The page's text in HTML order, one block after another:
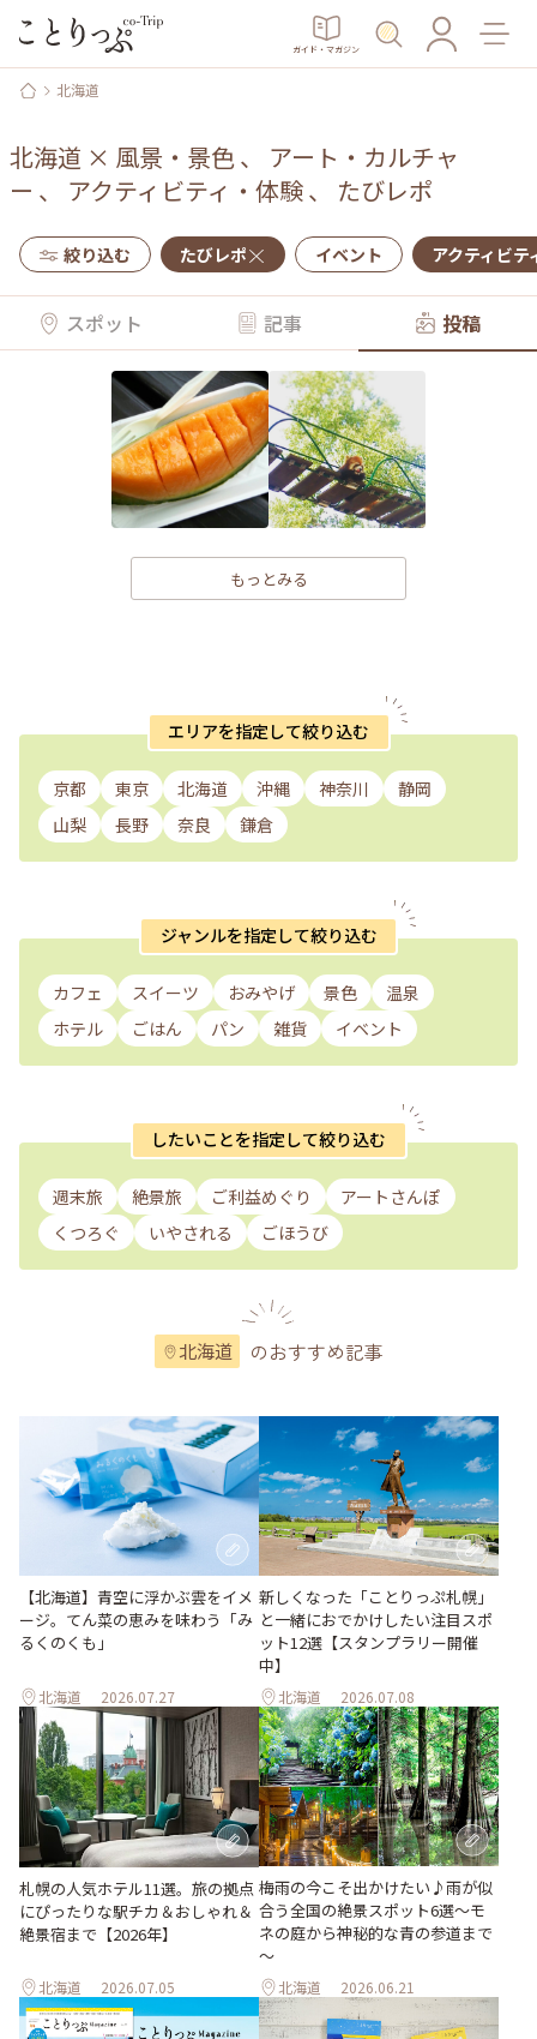
ガイド・マガジン
北海道
北海道 × 風景・景色、 アート・カルチャ
ー 、 アクティビティ・体験、 たびレポ
絞り込む たびレポ イベント アクティビテ
スポット 記事 投稿
もっとみる
エリアを指定して絞り込む
京都 東京 北海道 沖縄 神奈川
静岡
山梨
長野 奈良 鎌倉
ジャンルを指定して絞り込む
カフェ スイーツ おみやげ 景色
温泉
ホテル
ごはん パン 雑貨 イベント
したいことを指定して絞り込む
週末旅 絶景旅 ご利益めぐり
アートさんぽ
くつろぐ
いやされる ごほうび
北海道 のおすすめ記事
【北海道】青空に浮かぶ雲をイメ
ージ。てん菜の恵みを味わう「み
るくのくも」
北海道 2026.07.27
新しくなった「ことりっぷ札幌」
と一緒におでかけしたい注目スポ
ット12選【スタンプラリー開催
中】
北海道 2026.07.08
札幌の人気ホテル11選。旅の拠点
にぴったりな駅チカ＆おしゃれ＆
絶景宿まで【2026年】
北海道 2026.07.05
梅雨の今こそ出かけたい♪雨が似
合う全国の絶景スポット6選～モ
ネの庭から神秘的な青の参道まで
～
北海道 2026.06.21